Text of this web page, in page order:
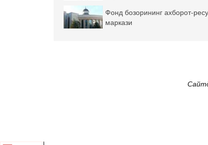
Фонд бозорининг ахборот-
маркази